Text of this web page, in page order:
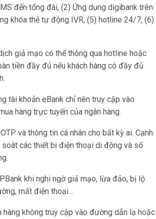
đến tổng đài, (2) Ứng dụng digibank trên
khóa thẻ tự động IVR, (5) hotline 24/7, (6)
giả mạo có thể thông qua hotline hoặc
tiền đầy đủ nếu khách hàng có đầy đủ
tài khoản eBank chỉ nên truy cập vào
hàng trực tuyến của ngân hàng.
và thông tin cá nhân cho bất kỳ ai. Cạnh
các thiết bị điện thoại di động và số
khi nghi ngờ giả mạo, lừa đảo, bị lộ
mất điện thoại…
hàng không truy cập vào đường dẫn lạ hoặc